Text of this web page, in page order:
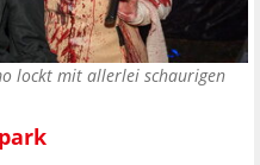
lockt mit allerlei schaurigen